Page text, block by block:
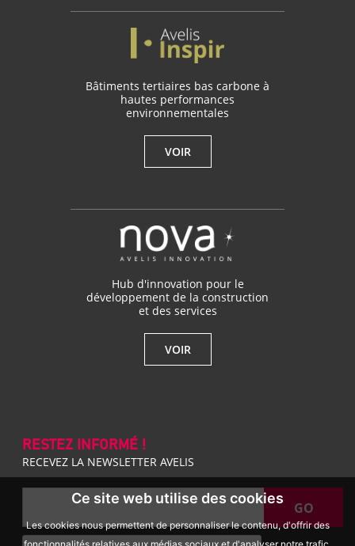
Bâtiments tertiaires bas carbone à
hautes performances
environnementales
VOIR
Hub d'innovation pour le
développement de la construction
et des services
VOIR
RESTEZ INFORMÉ !
RECEVEZ LA NEWSLETTER AVELIS
GO
Ce site web utilise des cookies
Les cookies nous permettent de personnaliser le contenu, d'offrir des